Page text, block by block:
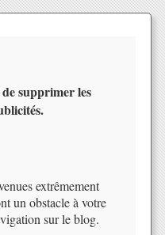
supprimer les
extrêmement
un obstacle à votre
sur le blog.